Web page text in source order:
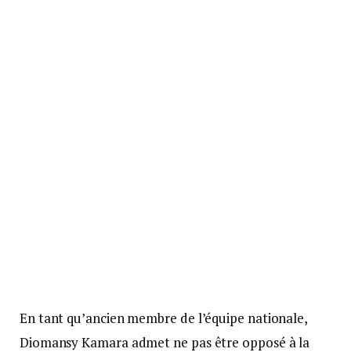
En tant qu’ancien membre de l’équipe nationale,
Diomansy Kamara admet ne pas être opposé à la